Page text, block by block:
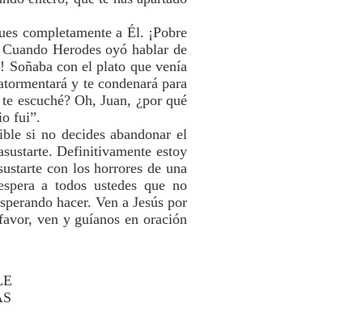
completamente a Él. ¡Pobre
Herodes oyó hablar de
Soñaba con el plato que venía
y te condenará para
escuché? Oh, Juan, ¿por qué
fui”.
si no decides abandonar el
Definitivamente estoy
con los horrores de una
a todos ustedes que no
hacer. Ven a Jesús por
ven y guíanos en oración